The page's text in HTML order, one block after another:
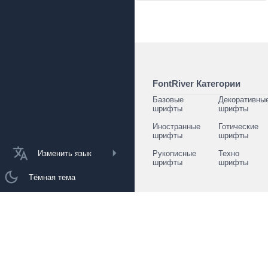
Изменить язык
Тёмная тема
FontRiver Категории
Базовые
шрифты
шрифты
Иностранные
шрифты
Готические
шрифты
Рукописные
шрифты
Техно
шрифты